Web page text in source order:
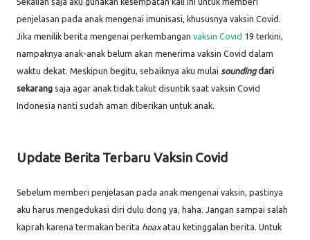
penjelasan pada anak mengenai imunisasi, khususnya vaksin Covid.
Jika menilik berita mengenai perkembangan vaksin Covid 19 terkini,
nampaknya anak-anak belum akan menerima vaksin Covid dalam
waktu dekat. Meskipun begitu, sebaiknya aku mulai soundingdari
sekarang saja agar anak tidak takut disuntik saat vaksin Covid
Indonesia nanti sudah aman diberikan untuk anak.
Update Berita Terbaru Vaksin Covid
Sebelum memberi penjelasan pada anak mengenai vaksin, pastinya
aku harus mengedukasi diri dulu dong ya, haha. Jangan sampai salah
kaprah karena termakan berita hoaxatau ketinggalan berita. Untuk